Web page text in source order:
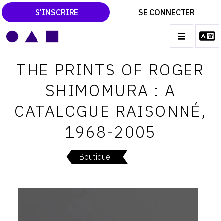
S'INSCRIRE SE CONNECTER
navigation
CATALOGUES RAISONNÉS
LES EXPOSITIONS
LES VERNISSAGES
ARCHIVES DES EXPOSITIONS
ACTUALITÉS DU MONDE DE L'ART
THE PRINTS OF ROGER
SHIMOMURA : A
CATALOGUE RAISONNÉ,
1968-2005
Boutique